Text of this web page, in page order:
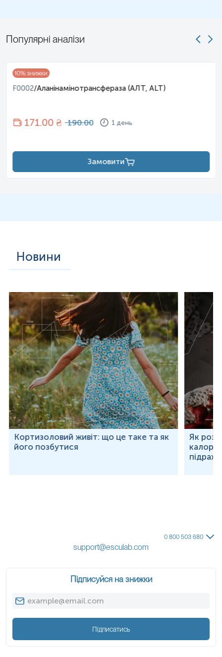
Популярні аналізи
10% знижки
F0002/Аланінамінотрансфераза (АЛТ, ALT)
171.00 ₴ 190.00 1 день
Замовити
Новини
Кортизоловий живіт: що це таке та як
його позбутися
Як
0 800 503 680
support@esculab.com
Підписуйся на знижки
Підписатись